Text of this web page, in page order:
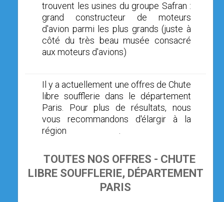
trouvent les usines du groupe Safran :
grand constructeur de moteurs
d'avion parmi les plus grands (juste à
côté du très beau musée consacré
aux moteurs d'avions)
Il y a actuellement une offres de Chute
libre soufflerie dans le département
Paris. Pour plus de résultats, nous
vous recommandons d'élargir à la
région
TOUTES NOS OFFRES - CHUTE
LIBRE SOUFFLERIE, DÉPARTEMENT
PARIS